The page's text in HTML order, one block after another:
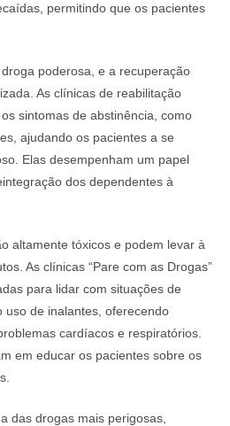
permitindo que os pacientes
poderosa, e a recuperação
As clínicas de reabilitação
sintomas de abstinência, como
ajudando os pacientes a se
Elas desempenham um papel
dos dependentes à
altamente tóxicos e podem levar à
As clínicas “Pare com as Drogas”
para lidar com situações de
uso de inalantes, oferecendo
cardíacos e respiratórios.
em educar os pacientes sobre os
das drogas mais perigosas,